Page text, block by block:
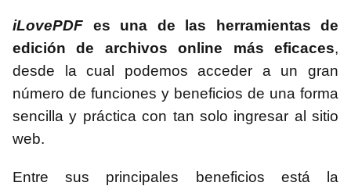
iLovePDF es una de las herramientas de
edición de archivos online más eficaces,
desde la cual podemos acceder a un gran
número de funciones y beneficios de una forma
sencilla y práctica con tan solo ingresar al sitio
web.
Entre sus principales beneficios está la